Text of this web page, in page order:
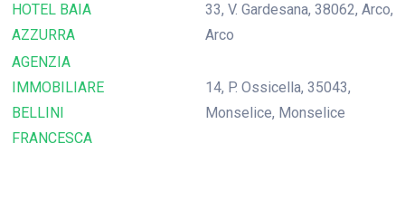
HOTEL BAIA
AZZURRA
33, V. Gardesana, 38062, Arco,
Arco
AGENZIA
IMMOBILIARE
BELLINI
FRANCESCA
14, P. Ossicella, 35043,
Monselice, Monselice